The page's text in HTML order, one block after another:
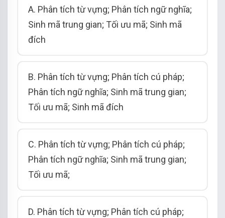
A. Phân tích từ vựng; Phân tích ngữ nghĩa;
Sinh mã trung gian; Tối ưu mã; Sinh mã
đích
B. Phân tích từ vựng; Phân tích cú pháp;
Phân tích ngữ nghĩa; Sinh mã trung gian;
Tối ưu mã; Sinh mã đích
C. Phân tích từ vựng; Phân tích cú pháp;
Phân tích ngữ nghĩa; Sinh mã trung gian;
Tối ưu mã;
D. Phân tích từ vựng; Phân tích cú pháp;